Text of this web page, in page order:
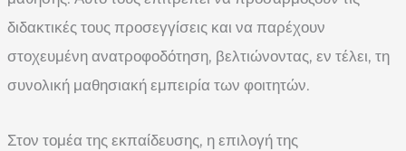
διδακτικές τους προσεγγίσεις και να παρέχουν
στοχευμένη ανατροφοδότηση, βελτιώνοντας, εν τέλει, τη
συνολική μαθησιακή εμπειρία των φοιτητών.
Στον τομέα της εκπαίδευσης, η επιλογή της